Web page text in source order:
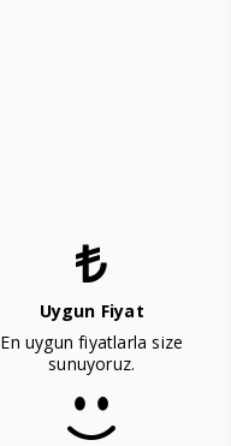
Uygun Fiyat
En uygun fiyatlarla size
sunuyoruz.